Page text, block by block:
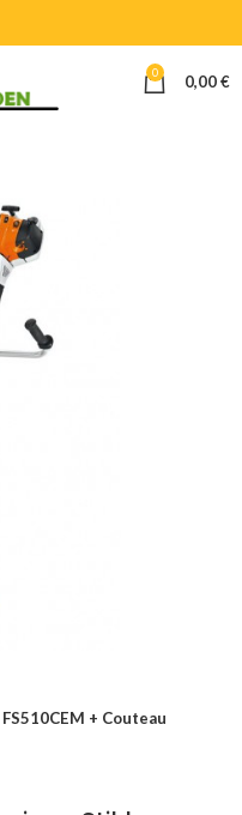
0 0,00€
+ Couteau